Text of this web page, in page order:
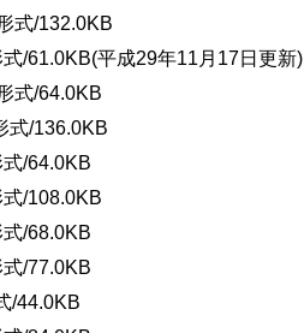
式/132.0KB
式/61.0KB(平成29年11月17日更新)
式/64.0KB
式/136.0KB
/64.0KB
/108.0KB
/68.0KB
/77.0KB
/44.0KB